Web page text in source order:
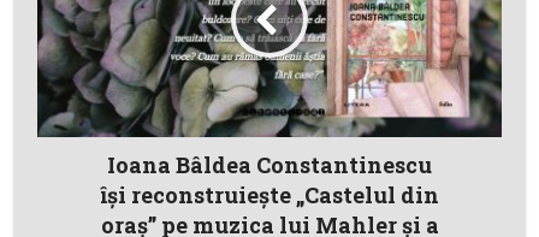
Ioana Bâldea Constantinescu
își reconstruiește „Castelul din
oraș” pe muzica lui Mahler și a